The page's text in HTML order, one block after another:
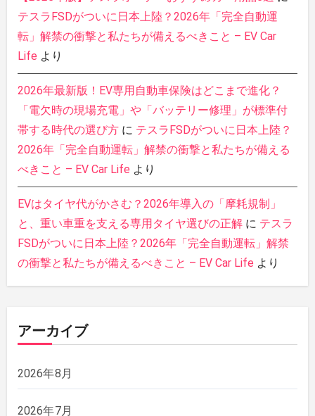
テスラFSDがついに日本上陸？2026年「完全自動運
転」解禁の衝撃と私たちが備えるべきこと – EV Car
Life より
2026年最新版！EV専用自動車保険はどこまで進化？
「電欠時の現場充電」や「バッテリー修理」が標準付
帯する時代の選び方に テスラFSDがついに日本上陸？
2026年「完全自動運転」解禁の衝撃と私たちが備える
べきこと – EV Car Life より
EVはタイヤ代がかさむ？2026年導入の「摩耗規制」
と、重い車重を支える専用タイヤ選びの正解に テスラ
FSDがついに日本上陸？2026年「完全自動運転」解禁
の衝撃と私たちが備えるべきこと – EV Car Life より
アーカイブ
2026年8月
2026年7月